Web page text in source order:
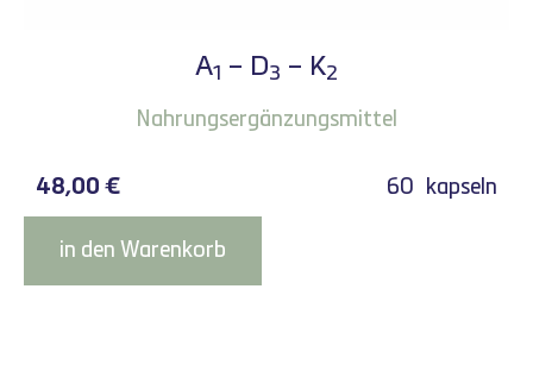
A1 – D3 – K2
Nahrungsergänzungsmittel
48,00 € 60 kapseln
in den Warenkorb